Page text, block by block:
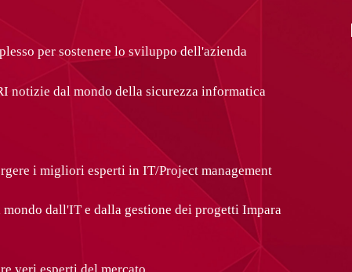
per sostenere lo sviluppo dell'azienda
notizie dal mondo della sicurezza informatica
i migliori esperti in IT/Project management
dall'IT e dalla gestione dei progetti Impara
veri esperti del mercato